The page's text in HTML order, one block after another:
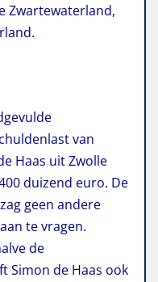
Zwartewaterland,
van
Haas uit Zwolle
duizend euro. De
geen andere
te vragen.
de
Simon de Haas ook